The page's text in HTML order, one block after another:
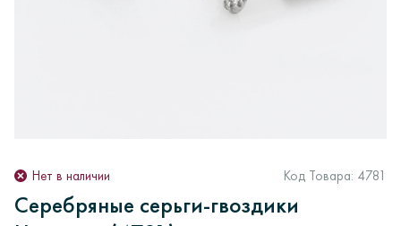
Нет в наличии Код Товара: 4781
Серебряные серьги-гвоздики